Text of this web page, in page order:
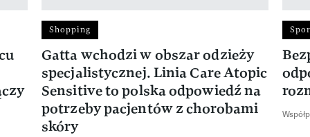
Shopping
Gatta wchodzi w obszar odzieży
specjalistycznej. Linia Care Atopic
Sensitive to polska odpowiedź na
potrzeby pacjentów z chorobami
skóry